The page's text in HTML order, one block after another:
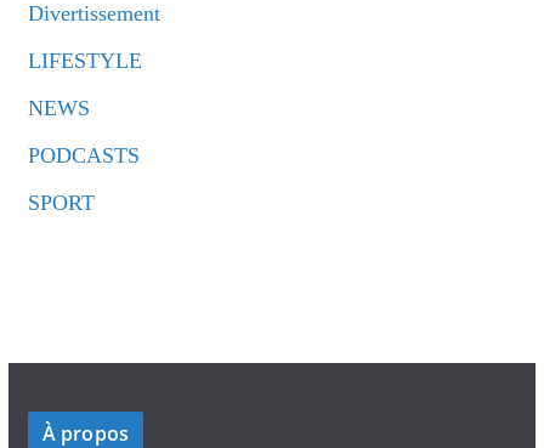
Divertissement
LIFESTYLE
NEWS
PODCASTS
SPORT
À propos